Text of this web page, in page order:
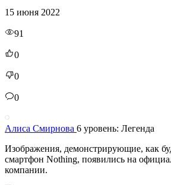
15 июня 2022
91
0
0
0
Алиса Смирнова 6 уровень: Легенда
Изображения, демонстрирующие, как
смартфон Nothing, появились на
компании.